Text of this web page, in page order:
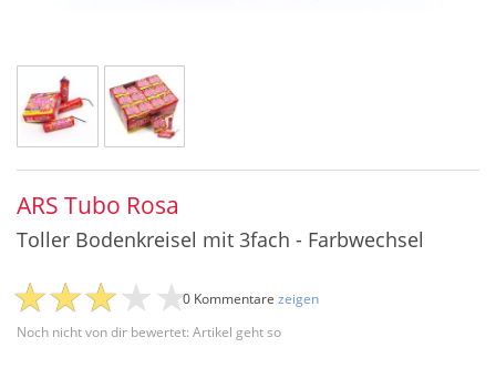
ARS Tubo Rosa
Toller Bodenkreisel mit 3fach - Farbwechsel
Noch nicht von dir bewertet: Artikel geht so
0 Kommentare zeigen